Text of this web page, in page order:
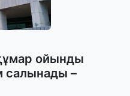
ойынды
салынады –